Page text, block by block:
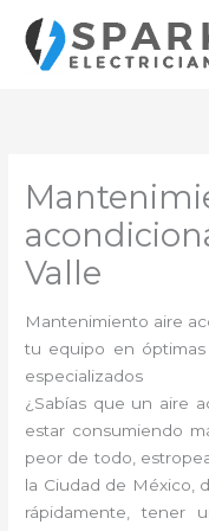
contenido
Valle
Mantenimiento aire
tu equipo en
especializados
¿Sabías que un aire
estar consumiendo
peor de todo,
la Ciudad de México,
rápidamente, tener